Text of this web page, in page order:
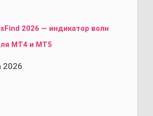
2026 — индикатор волн
MT4 и MT5
2026